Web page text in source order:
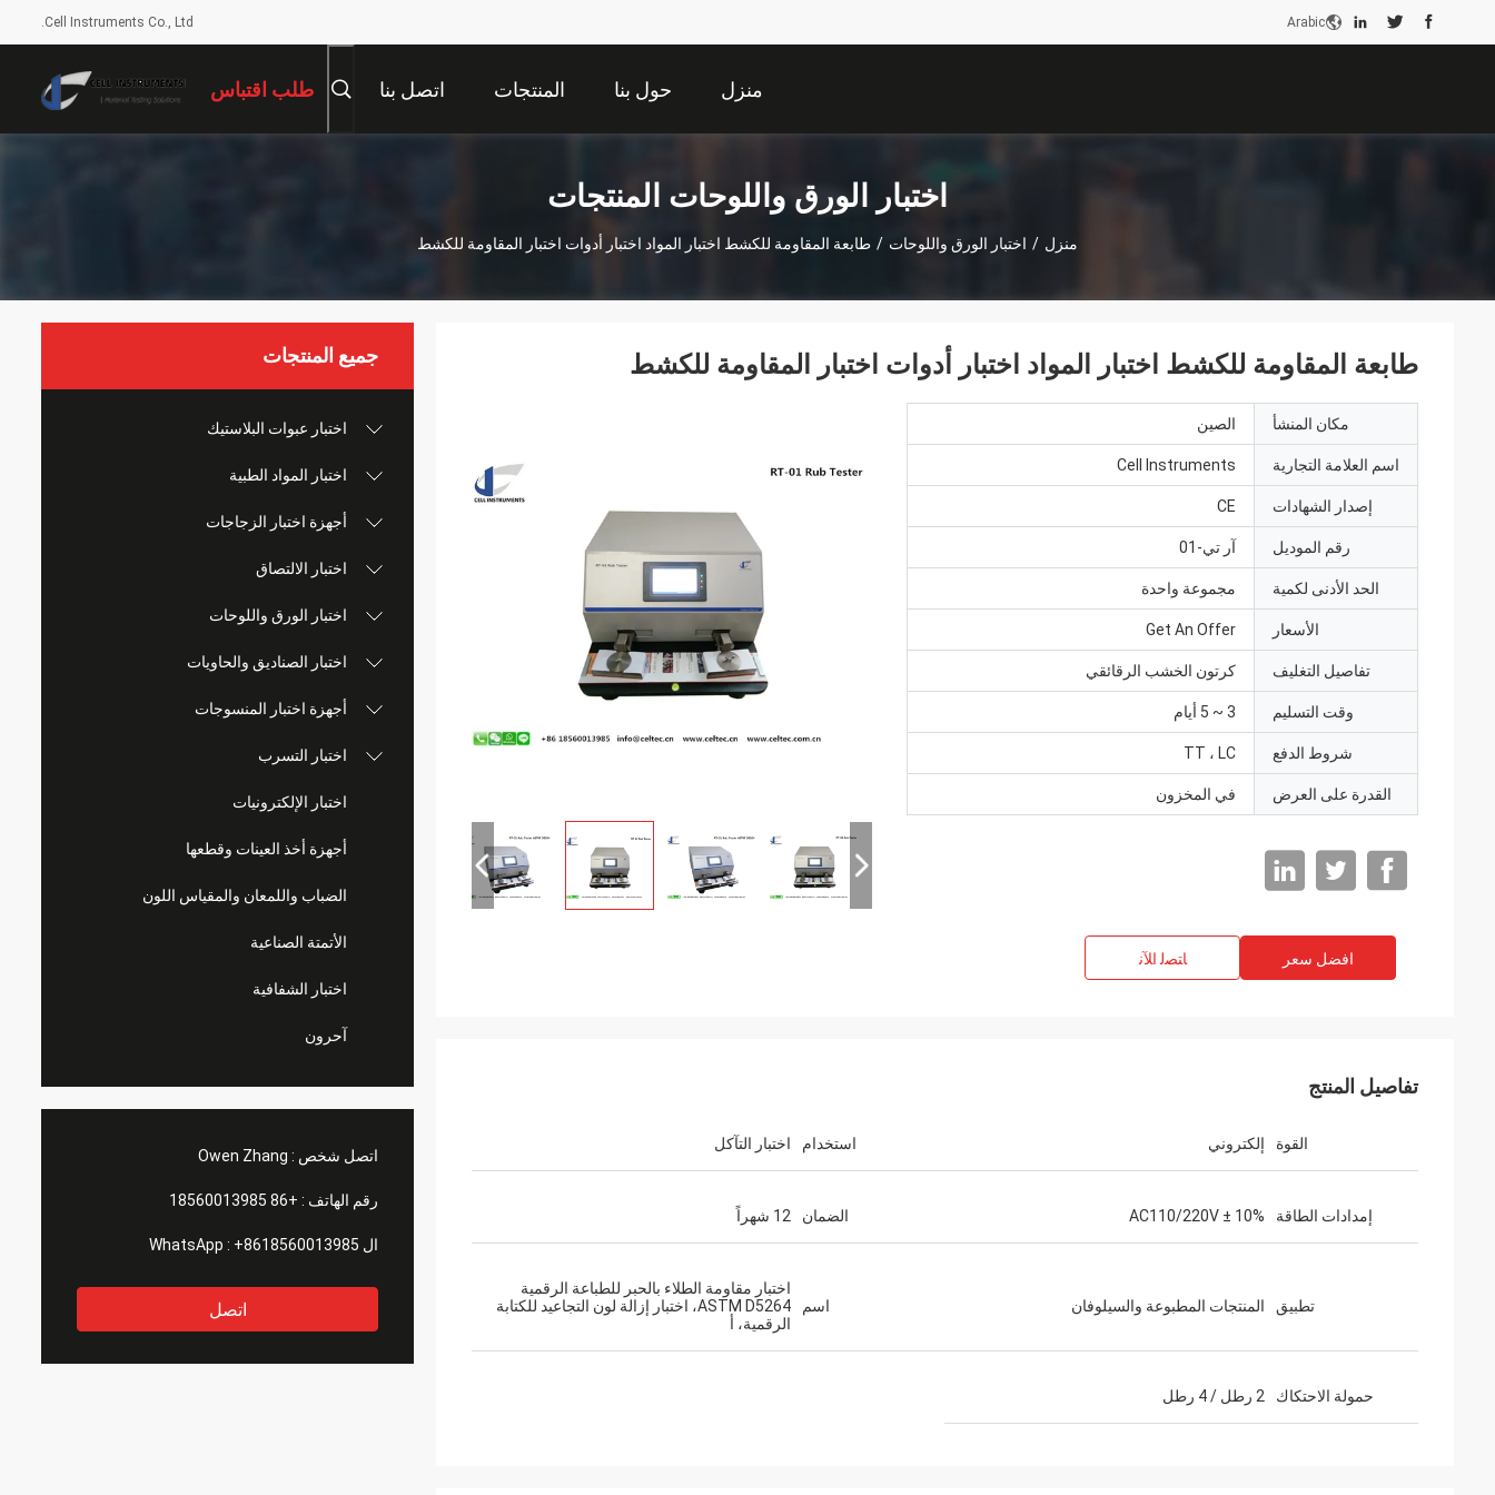
Cell Instruments Co., Ltd. Arabic
منزل حول بنا المنتجات اتصل بنا طلب اقتباس
اختبار الورق واللوحات المنتجات
منزل / اختبار الورق واللوحات / طابعة المقاومة للكشط اختبار المواد اختبار أدوات اختبار المقاومة للكشط
جميع المنتجات
اختبار عبوات البلاستيك
اختبار المواد الطبية
أجهزة اختبار الزجاجات
اختبار الالتصاق
اختبار الورق واللوحات
اختبار الصناديق والحاويات
أجهزة اختبار المنسوجات
اختبار التسرب
اختبار الإلكترونيات
أجهزة أخذ العينات وقطعها
الضباب واللمعان والمقياس اللون
الأتمتة الصناعية
اختبار الشفافية
آحرون
اتصل شخص : Owen Zhang
رقم الهاتف : +86 18560013985
ال WhatsApp : +8618560013985
اتصل
طابعة المقاومة للكشط اختبار المواد اختبار أدوات اختبار المقاومة للكشط
مكان المنشأ الصين
اسم العلامة التجارية Cell Instruments
إصدار الشهادات CE
رقم الموديل آر تي-01
الحد الأدنى لكمية مجموعة واحدة
الأسعار Get An Offer
تفاصيل التغليف كرتون الخشب الرقائقي
وقت التسليم 3 ~ 5 أيام
شروط الدفع TT ، LC
القدرة على العرض في المخزون
افضل سعر ﺎﺘﺼﻟ ﺍﻶﻧ
تفاصيل المنتج
القوة إلكتروني استخدام اختبار التآكل
إمدادات الطاقة AC110/220V ± 10% الضمان 12 شهراً
تطبيق المنتجات المطبوعة والسيلوفان اسم
اختبار مقاومة الطلاء بالحبر للطباعة الرقمية
ASTM D5264، اختبار إزالة لون التجاعيد للكتابة
الرقمية، أ
حمولة الاحتكاك 2 رطل / 4 رطل